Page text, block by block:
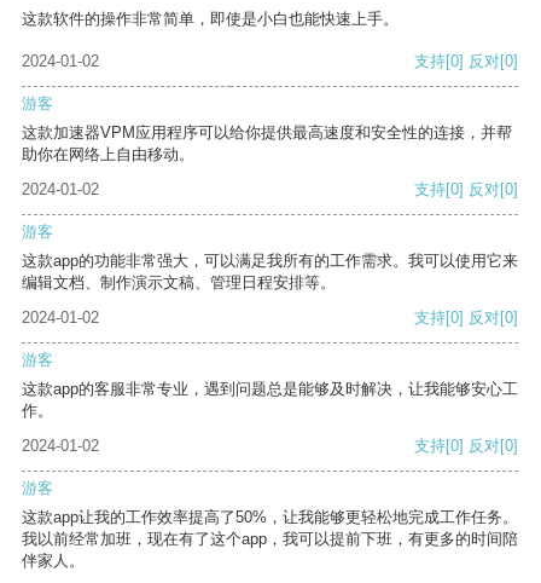
这款软件的操作非常简单，即使是小白也能快速上手。
2024-01-02 支持[0] 反对[0]
游客
这款加速器VPM应用程序可以给你提供最高速度和安全性的连接，并帮
助你在网络上自由移动。
2024-01-02
支持[0] 反对[0]
游客
这款app的功能非常强大，可以满足我所有的工作需求。我可以使用它来
编辑文档、制作演示文稿、管理日程安排等。
2024-01-02
支持[0] 反对[0]
游客
这款app的客服非常专业，遇到问题总是能够及时解决，让我能够安心工
作。
2024-01-02
支持[0] 反对[0]
游客
这款app让我的工作效率提高了50%，让我能够更轻松地完成工作任务。
我以前经常加班，现在有了这个app，我可以提前下班，有更多的时间陪
伴家人。